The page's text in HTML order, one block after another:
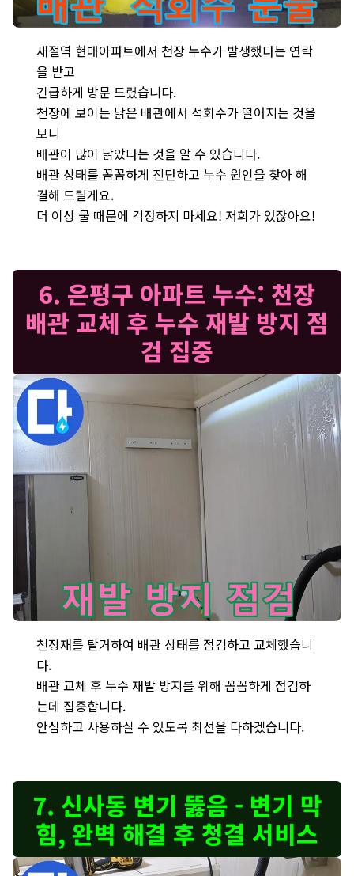
새절역 현대아파트에서 천장 누수가 발생했다는 연락
을 받고
긴급하게 방문 드렸습니다.
천장에 보이는 낡은 배관에서 석회수가 떨어지는 것을
보니
배관이 많이 낡았다는 것을 알 수 있습니다.
배관 상태를 꼼꼼하게 진단하고 누수 원인을 찾아 해
결해 드릴게요.
더 이상 물 때문에 걱정하지 마세요! 저희가 있잖아요!
6. 은평구 아파트 누수: 천장
배관 교체 후 누수 재발 방지 점
검 집중
천장재를 탈거하여 배관 상태를 점검하고 교체했습니
다.
배관 교체 후 누수 재발 방지를 위해 꼼꼼하게 점검하
는데 집중합니다.
안심하고 사용하실 수 있도록 최선을 다하겠습니다.
7. 신사동 변기 뚫음 - 변기 막
힘, 완벽 해결 후 청결 서비스